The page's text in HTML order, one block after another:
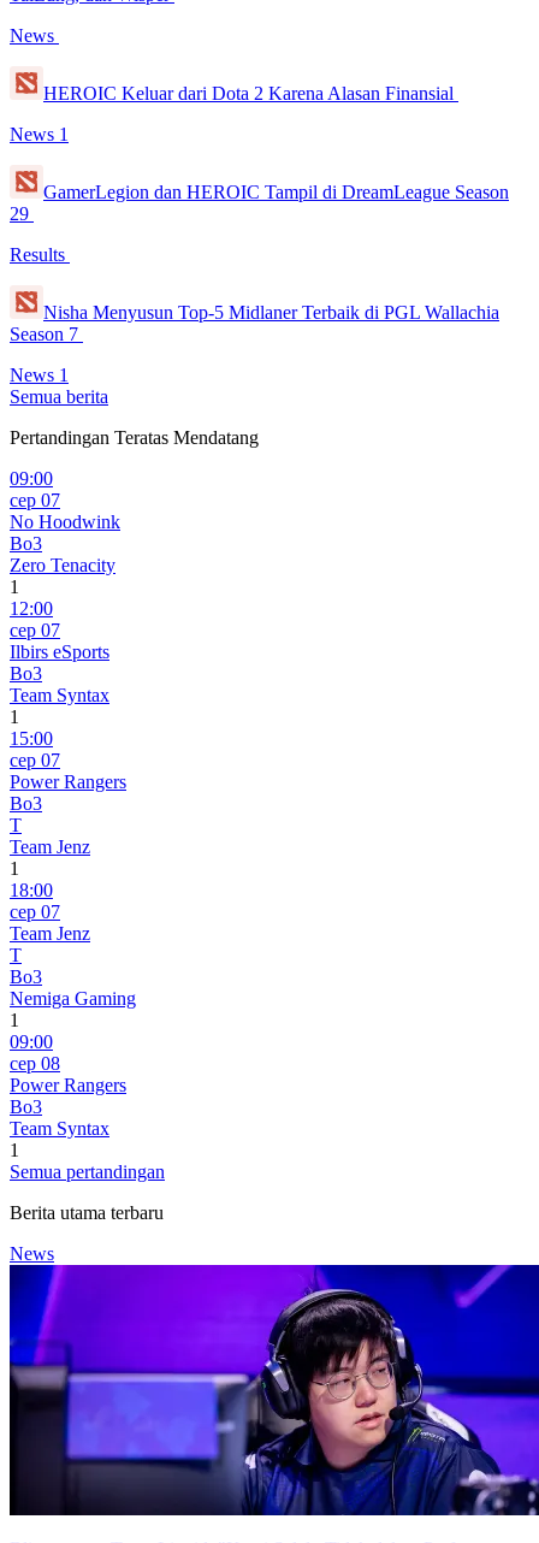
News
HEROIC Keluar dari Dota 2 Karena Alasan Finansial
News 1
GamerLegion dan HEROIC Tampil di DreamLeague Season
29
Results
Nisha Menyusun Top-5 Midlaner Terbaik di PGL Wallachia
Season 7
News 1
Semua berita
Pertandingan Teratas Mendatang
09:00
сер 07
No Hoodwink
Bo3
Zero Tenacity
1
12:00
сер 07
Ilbirs eSports
Bo3
Team Syntax
1
15:00
сер 07
Power Rangers
Bo3
T
Team Jenz
1
18:00
сер 07
Team Jenz
T
Bo3
Nemiga Gaming
1
09:00
сер 08
Power Rangers
Bo3
Team Syntax
1
Semua pertandingan
Berita utama terbaru
News